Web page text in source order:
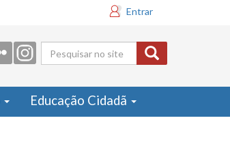
Entrar
Formulário
de busca
Educação Cidadã